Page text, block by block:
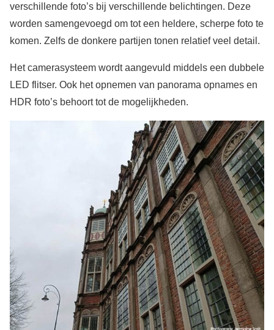
verschillende foto’s bij verschillende belichtingen. Deze
worden samengevoegd om tot een heldere, scherpe foto te
komen. Zelfs de donkere partijen tonen relatief veel detail.
Het camerasysteem wordt aangevuld middels een dubbele
LED flitser. Ook het opnemen van panorama opnames en
HDR foto’s behoort tot de mogelijkheden.